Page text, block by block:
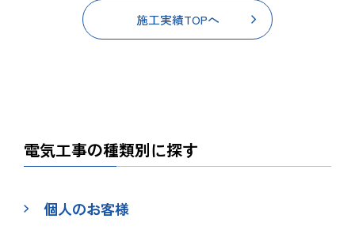
施工実績TOPへ
電気工事の種類別に探す
個人のお客様